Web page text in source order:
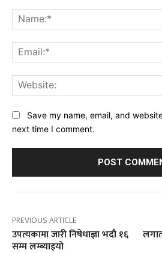
Save my name, email, and
next time I comment.
PREVIOUS ARTICLE
उपत्यकामा जारी निषेधाज्ञा भदौ १६
सम्म लम्ब्याइयो